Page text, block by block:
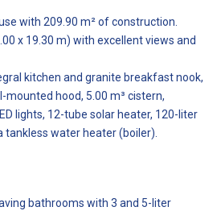
with 209.90 m² of construction.
x 19.30 m) with excellent views and
kitchen and granite breakfast nook,
mounted hood, 5.00 m³ cistern,
lights, 12-tube solar heater, 120-liter
tankless water heater (boiler).
bathrooms with 3 and 5-liter